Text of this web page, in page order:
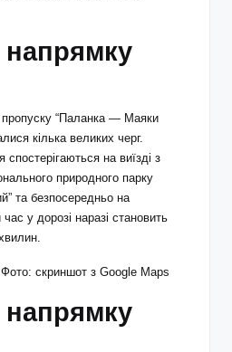
напрямку
пропуску “Паланка — Маяки
кілька великих черг.
на виїзді з
природного парку
та безпосередньо на
у дорозі наразі становить
скриншот з Google Maps
напрямку